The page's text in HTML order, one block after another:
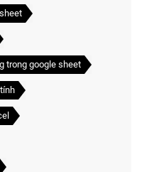
trong google sheet